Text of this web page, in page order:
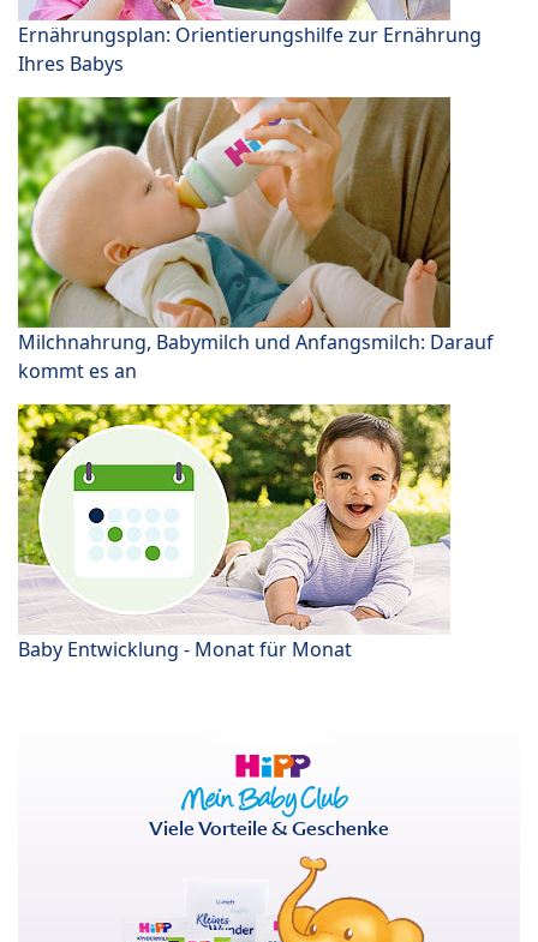
Ernährungsplan: Orientierungshilfe zur Ernährung
Ihres Babys
Milchnahrung, Babymilch und Anfangsmilch: Darauf
kommt es an
Baby Entwicklung - Monat für Monat
Viele Vorteile & Geschenke